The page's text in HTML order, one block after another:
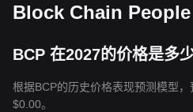
Block Chain People
BCP 在2027的价格是多少
根据BCP的历史价格表现预测模型
$0.00。